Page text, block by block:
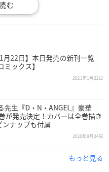
豪
発
1月22日】本日発売の新刊一覧
ミックス】
2021年1月22日
先生『D・N・ANGEL』豪華
が発売決定！カバーは全巻描き
ナップも付属
2020年9月24日
もっと見る